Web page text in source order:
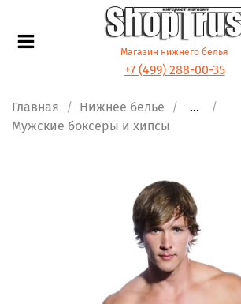
Магазин нижнего белья
+7 (499) 288-00-35
Главная Нижнее белье
...
Мужские боксеры и хипсы